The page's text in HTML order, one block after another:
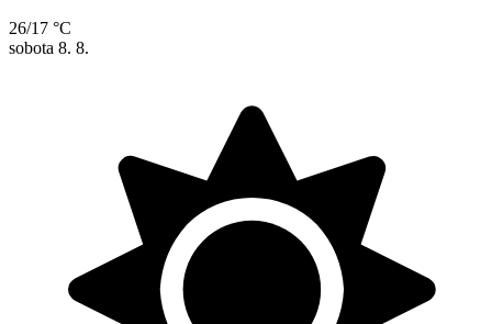
26/17 °C
sobota 8. 8.